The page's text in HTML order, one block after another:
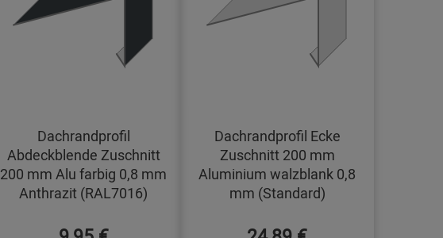
Dachrandprofil
Abdeckblende Zuschnitt
200 mm Alu farbig 0,8 mm
Anthrazit (RAL7016)
Dachrandprofil Ecke
Zuschnitt 200 mm
Aluminium walzblank 0,8
mm (Standard)